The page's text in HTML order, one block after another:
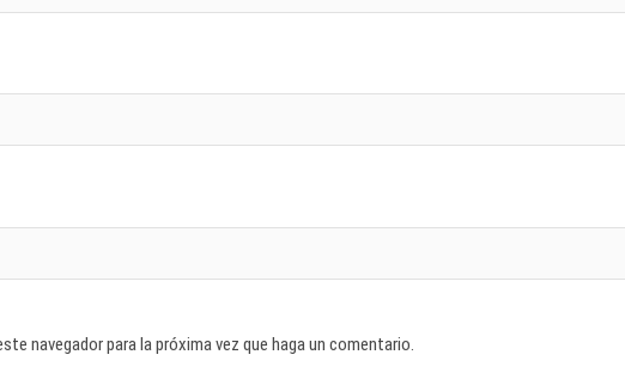
navegador para la próxima vez que haga un comentario.